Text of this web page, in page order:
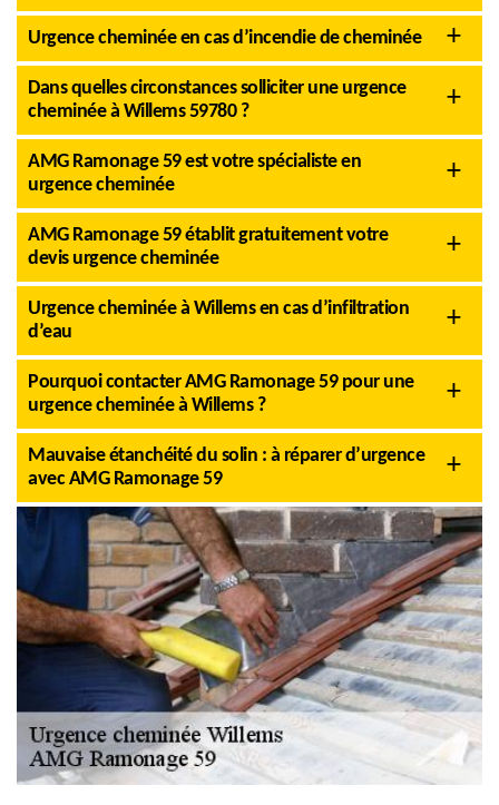
Urgence cheminée en cas d’incendie de cheminée
Dans quelles circonstances solliciter une urgence
cheminée à Willems 59780 ?
AMG Ramonage 59 est votre spécialiste en
urgence cheminée
AMG Ramonage 59 établit gratuitement votre
devis urgence cheminée
Urgence cheminée à Willems en cas d’infiltration
d’eau
Pourquoi contacter AMG Ramonage 59 pour une
urgence cheminée à Willems ?
Mauvaise étanchéité du solin : à réparer d’urgence
avec AMG Ramonage 59